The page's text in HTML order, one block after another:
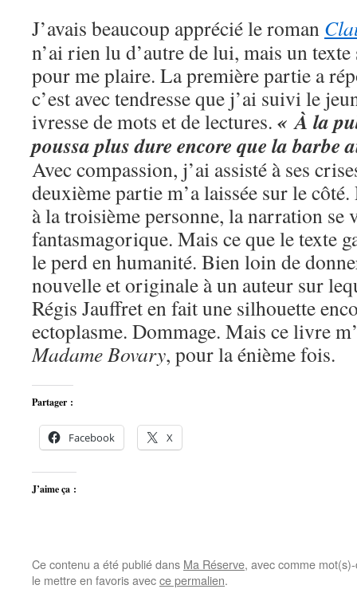
J’avais beaucoup apprécié le roman
n’ai rien lu d’autre de lui, mais un
pour me plaire. La première partie a
c’est avec tendresse que j’ai suivi le
ivresse de mots et de lectures. « À la
poussa plus dure encore que la barbe
Avec compassion, j’ai assisté à ses
deuxième partie m’a laissée sur le
à la troisième personne, la narration se
fantasmagorique. Mais ce que le texte
le perd en humanité. Bien loin de
nouvelle et originale à un auteur sur
Régis Jauffret en fait une silhouette
ectoplasme. Dommage. Mais ce livre
Madame Bovary, pour la énième fois.
Partager :
Facebook X
J’aime ça :
Ce contenu a été publié dans Ma Réserve, avec comme
le mettre en favoris avecce permalien.